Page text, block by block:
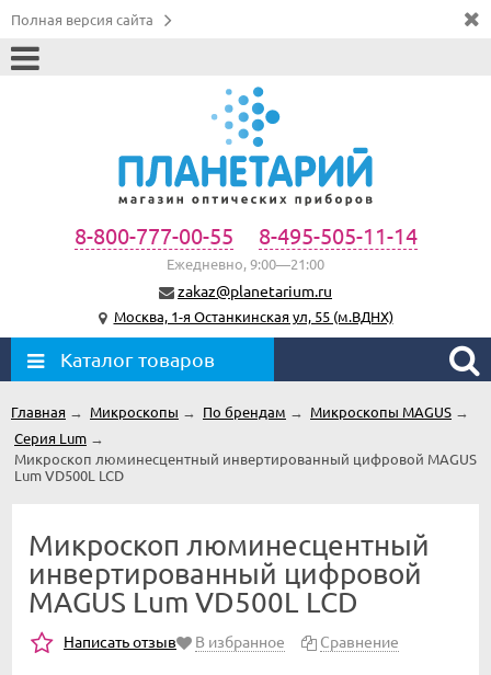
Полная версия сайта
8-800-777-00-55 8-495-505-11-14
Ежедневно, 9:00—21:00
zakaz@planetarium.ru
Москва, 1-я Останкинская ул, 55 (м.ВДНХ)
Каталог товаров
Главная → Микроскопы → По брендам → Микроскопы MAGUS →
Серия Lum →
Микроскоп люминесцентный инвертированный цифровой MAGUS
Lum VD500L LCD
Микроскоп люминесцентный
инвертированный цифровой
MAGUS Lum VD500L LCD
Написать отзыв В избранное Сравнение